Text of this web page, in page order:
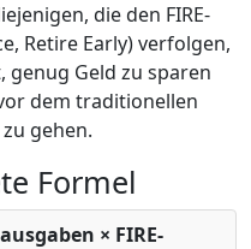
die den FIRE-
Retire Early) verfolgen,
genug Geld zu sparen
dem traditionellen
gehen.
Formel
× FIRE-